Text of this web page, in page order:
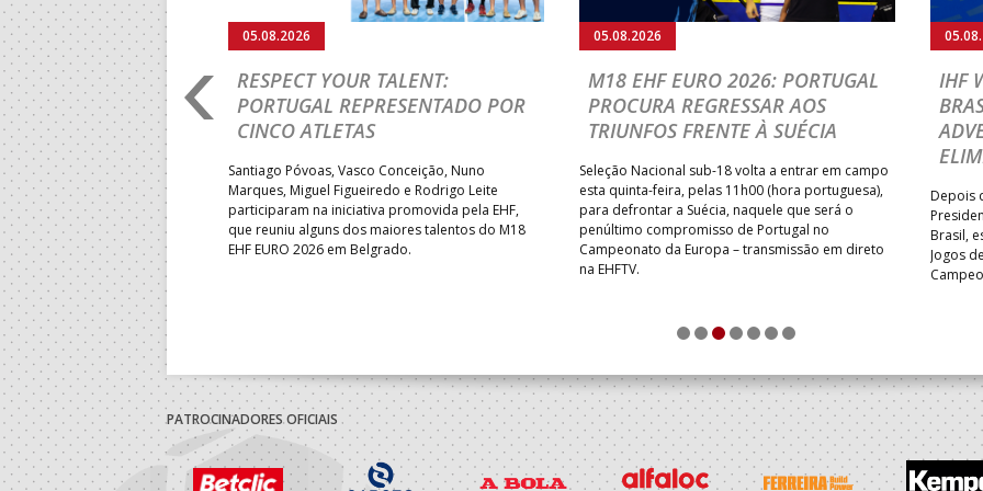
2026: PORTUGAL
E SEGUE NA LUTA
18 regressou às vitórias no
ao superar a Suécia por 32-
uma vaga para o
do Mundo.
05.08.2026
RESPECT YOUR TALENT:
PORTUGAL REPRESENTADO POR
CINCO ATLETAS
Santiago Póvoas, Vasco Conceição, Nuno
Marques, Miguel Figueiredo e Rodrigo Leite
participaram na iniciativa promovida pela EHF,
que reuniu alguns dos maiores talentos do M18
EHF EURO 2026 em Belgrado.
05.08.2026
M18 EHF EURO 2026: PORTUGAL
PROCURA REGRESSAR AOS
TRIUNFOS FRENTE À SUÉCIA
Seleção Nacional sub-18 volta a entrar em campo
esta quinta-feira, pelas 11h00 (hora portuguesa),
para defrontar a Suécia, naquele que será o
penúltimo compromisso de Portugal no
Campeonato da Europa – transmissão em direto
na EHFTV.
IHF
Depois
Brasil,
Jogos
1 2 3 4 5 6 7
PATROCINADORES OFICIAIS